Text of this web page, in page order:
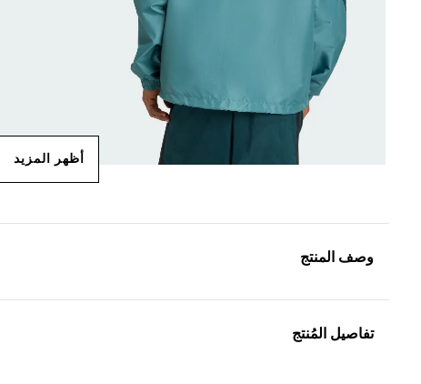
أظهر المزيد
وصف المنتج
تفاصيل المُنتج